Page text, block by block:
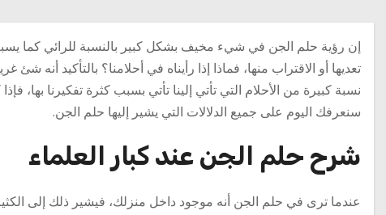
إن رؤية حلم الجن في شيء مخيف بشكل كبير بالنسبة للرائي كما
تعديها أو الاقتراب منها، فماذا إذا رأيناه في أحلامنا؟ بالتأكيد
نسبة كبيرة من الأحلام التي تأتي إلينا تأتي بسبب كثرة تفكيرنا
سنعرفك اليوم على جميع الدلالات التي يشير إليها حلم الجن.
شرح حلم الجن عند كبار العلماء
عندما ترى في حلم الجن أنه موجود داخل منزلك، فيشير ذلك إلى